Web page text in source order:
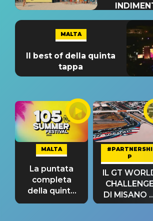
MALTA
Il best of della quinta
tappa
MALTA
La puntata
completa
della quinta
tappa
#PARTNERSHI
P
IL GT
CHALLENGE
DI MISANO
riconferma